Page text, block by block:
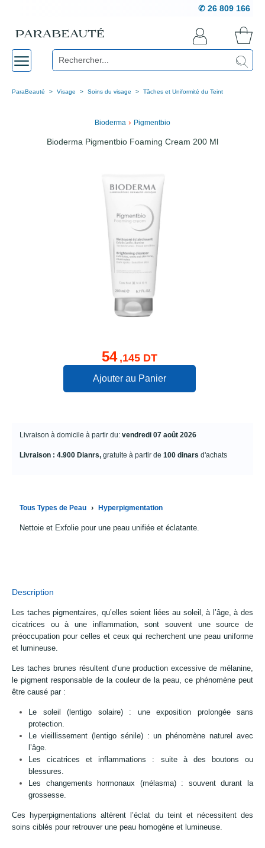
✆ 26 809 166
ParaBeauté Visage Soins du visage Tâches et Uniformité du Teint
Bioderma › Pigmentbio
Bioderma Pigmentbio Foaming Cream 200 Ml
54 ,145 DT
Ajouter au Panier
Livraison à domicile à partir du: vendredi 07 août 2026
Livraison : 4.900 Dianrs, gratuite à partir de 100 dinars d'achats
Tous Types de Peau › Hyperpigmentation
Nettoie et Exfolie pour une peau unifiée et éclatante.
Description
Les taches pigmentaires, qu’elles soient liées au soleil, à l’âge, à des
cicatrices ou à une inflammation, sont souvent une source de
préoccupation pour celles et ceux qui recherchent une peau uniforme
et lumineuse.
Les taches brunes résultent d’une production excessive de mélanine,
le pigment responsable de la couleur de la peau, ce phénomène peut
être causé par :
Le soleil (lentigo solaire) : une exposition prolongée sans
protection.
Le vieillissement (lentigo sénile) : un phénomène naturel avec
l’âge.
Les cicatrices et inflammations : suite à des boutons ou
blessures.
Les changements hormonaux (mélasma) : souvent durant la
grossesse.
Ces hyperpigmentations altèrent l’éclat du teint et nécessitent des
soins ciblés pour retrouver une peau homogène et lumineuse.